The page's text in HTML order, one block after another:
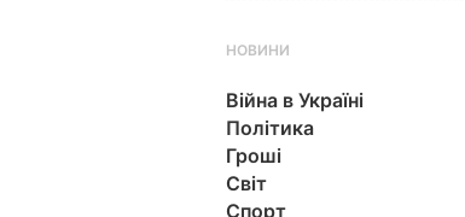
НОВИНИ
Війна в Україні
Політика
Гроші
Світ
Спорт